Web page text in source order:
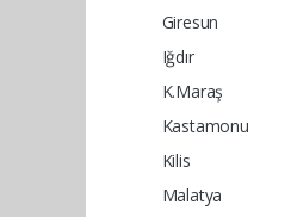
Giresun
Iğdır
K.Maraş
Kastamonu
Kilis
Malatya